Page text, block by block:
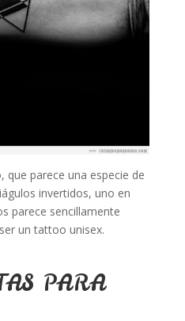
parece una especie de
invertidos, uno en
parece sencillamente
un tattoo unisex.
PARA